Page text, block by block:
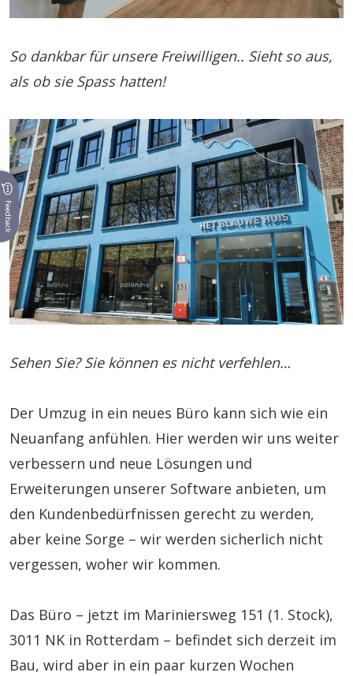
So dankbar für unsere Freiwilligen.. Sieht so aus,
als ob sie Spass hatten!
Sehen Sie? Sie können es nicht verfehlen…
Der Umzug in ein neues Büro kann sich wie ein
Neuanfang anfühlen. Hier werden wir uns weiter
verbessern und neue Lösungen und
Erweiterungen unserer Software anbieten, um
den Kundenbedürfnissen gerecht zu werden,
aber keine Sorge – wir werden sicherlich nicht
vergessen, woher wir kommen.
Das Büro – jetzt im Mariniersweg 151 (1. Stock),
3011 NK in Rotterdam – befindet sich derzeit im
Bau, wird aber in ein paar kurzen Wochen
Feedback